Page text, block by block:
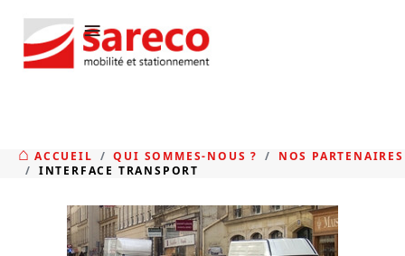
≡
ACCUEIL QUI SOMMES-NOUS ?
NOS PARTENAIRES
INTERFACE TRANSPORT